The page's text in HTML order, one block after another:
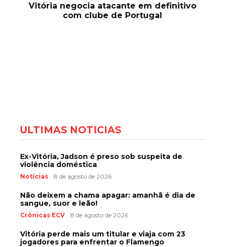
Vitória negocia atacante em definitivo
com clube de Portugal
ÚLTIMAS NOTÍCIAS
Ex-Vitória, Jadson é preso sob suspeita de
violência doméstica
Notícias 8 de agosto de 2026
Não deixem a chama apagar: amanhã é dia de
sangue, suor e leão!
Crônicas ECV 8 de agosto de 2026
Vitória perde mais um titular e viaja com 23
jogadores para enfrentar o Flamengo